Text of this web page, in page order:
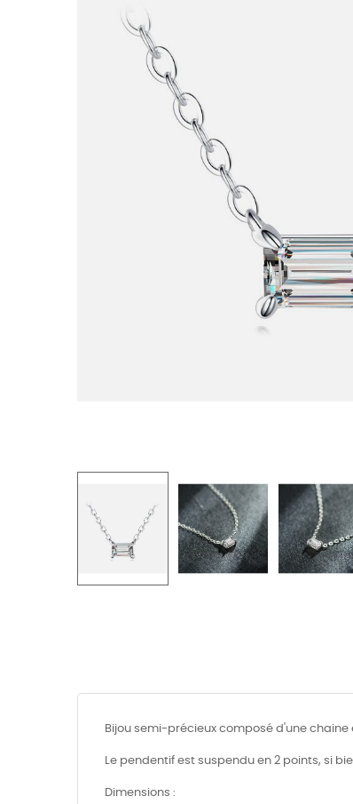
Bijou semi-précieux composé d'une
Le pendentif est suspendu en 2 points, si
Dimensions :